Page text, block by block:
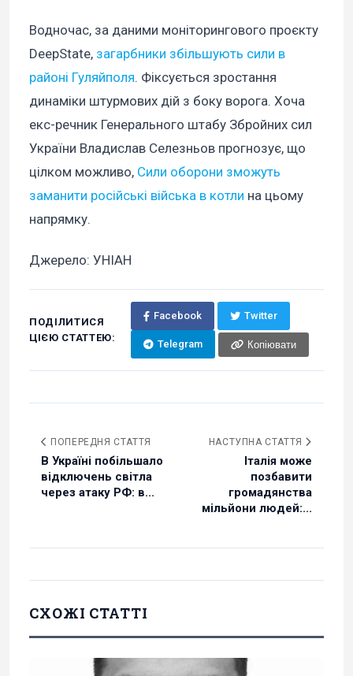
Водночас, за даними моніторингового проєкту
DeepState, загарбники збільшують сили в
районі Гуляйполя. Фіксується зростання
динаміки штурмових дій з боку ворога. Хоча
екс-речник Генерального штабу Збройних сил
України Владислав Селезньов прогнозує, що
цілком можливо, Сили оборони зможуть
заманити російські війська в котли на цьому
напрямку.
Джерело: УНІАН
ПОДІЛИТИСЯ
ЦІЄЮ СТАТТЕЮ:
Facebook Twitter
Telegram Копіювати
ПОПЕРЕДНЯ СТАТТЯ
В Україні побільшало
відключень світла
через атаку РФ: в...
НАСТУПНА СТАТТЯ
Італія може
позбавити
громадянства
мільйони людей:...
СХОЖІ СТАТТІ